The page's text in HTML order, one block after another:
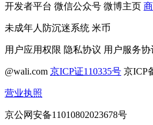
开发者平台 微信公众号 微博主页
未成年人防沉迷系统 米币
用户应用权限 隐私协议 用户服务协
@wali.com 京ICP证110335号 京ICP
营业执照
京公网安备11010802023678号